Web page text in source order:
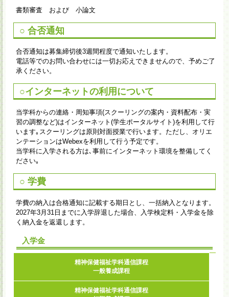
書類審査 および 小論文
○ 合否通知
合否通知は募集締切後3週間程度で通知いたします。
電話等でのお問い合わせには一切お応えできませんので、予めご了
承ください。
○インターネットの利用について
当学科からの連絡・周知事項(スクーリングの案内・資料配布・実
習の調整など)はインターネット(学生ポータルサイト)を利用して行
います｡スクーリングは原則対面授業で行います。ただし、オリエ
ンテーションはWebexを利用して行う予定です。
当学科に入学される方は､事前にインターネット環境を整備してく
ださい｡
○ 学費
学費の納入は合格通知に記載する期日とし、一括納入となります。
2027年3月31日までに入学辞退した場合、入学検定料・入学金を除
く納入金を返還します。
入学金
精神保健福祉学科通信課程
一般養成課程
精神保健福祉学科通信課程